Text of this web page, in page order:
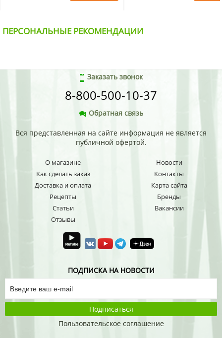
ПЕРСОНАЛЬНЫЕ РЕКОМЕНДАЦИИ
Заказать звонок
8-800-500-10-37
Обратная связь
Вся представленная на сайте информация не является
публичной офертой.
О магазине
Как сделать заказ
Доставка и оплата
Рецепты
Статьи
Отзывы
Новости
Контакты
Карта сайта
Бренды
Вакансии
ПОДПИСКА НА НОВОСТИ
Подписаться
Пользовательское соглашение